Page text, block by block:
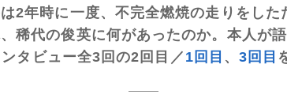
2年時に一度、不完全燃焼の走りをした
稀代の俊英に何があったのか。本人が
タビュー全3回の2回目／1回目 、3回目